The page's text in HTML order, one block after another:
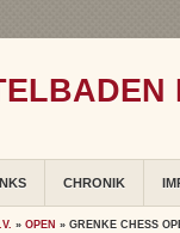
CHRONIK
» OPEN » GRENKE CHESS